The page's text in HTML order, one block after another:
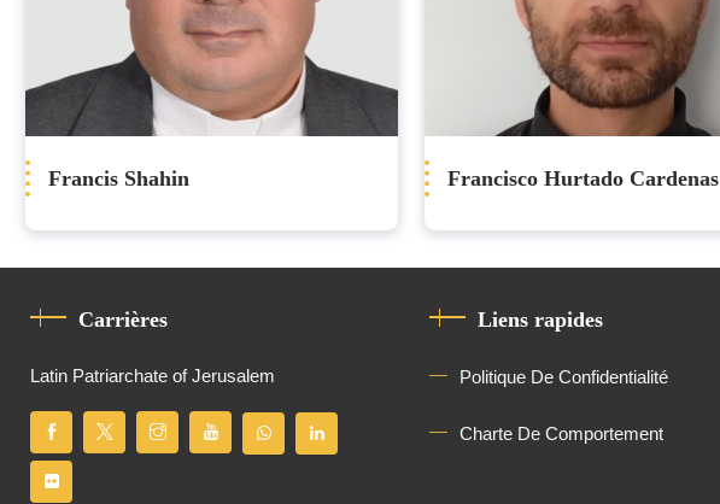
Francis Shahin Francisco Hurtado Cardenas
Carrières
Latin Patriarchate of Jerusalem
Liens rapides
Politique De Confidentialité
Charte De Comportement